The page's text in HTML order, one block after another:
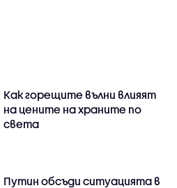
Как горещите вълни влияят
на цените на храните по
света
Путин обсъди ситуацията в